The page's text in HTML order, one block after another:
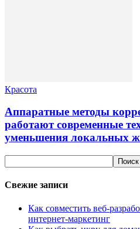
Красота
Аппаратные методы
работают современные
уменьшения локальных
Свежие записи
Как совместить веб-
интернет-маркетинг